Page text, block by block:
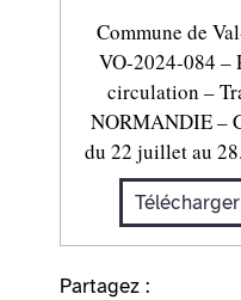
Commune de
VO-2024-084 –
circulation –
NORMANDIE –
du 22 juillet au
Partagez :